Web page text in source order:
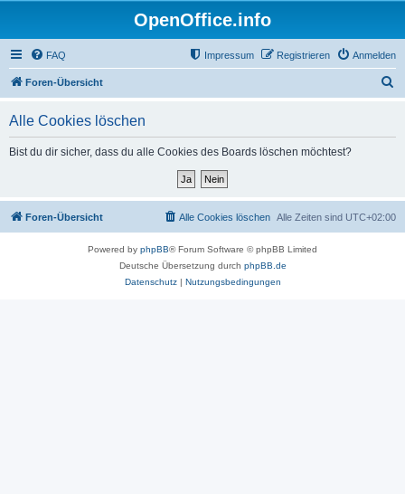
OpenOffice.info
FAQ Anmelden
Registrieren
Impressum
Foren-Übersicht
Alle Cookies löschen
Bist du dir sicher, dass du alle Cookies des Boards löschen möchtest?
Foren-Übersicht Alle Zeiten sind UTC+02:00
Alle Cookies löschen
Powered by phpBB® Forum Software © phpBB Limited
Deutsche Übersetzung durch phpBB.de
Datenschutz| Nutzungsbedingungen